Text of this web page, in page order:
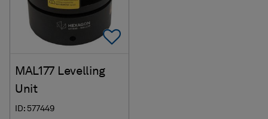
Add To Favorites
MAL177 Levelling
Unit
ID: 577449